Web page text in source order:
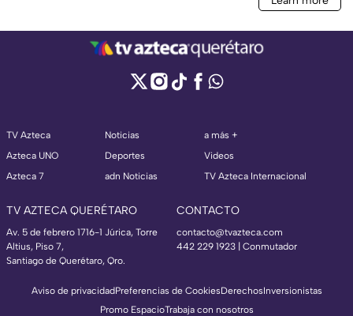
TV Azteca
Azteca UNO
Azteca 7
Noticias
Deportes
adn Noticias
a más +
Videos
TV Azteca Internacional
TV AZTECA QUERÉTARO
Av. 5 de febrero 1716-1 Júrica, Torre
Altius, Piso 7,
Santiago de Querétaro, Qro.
CONTACTO
contacto@tvazteca.com
442 229 1923 | Conmutador
Aviso de privacidadPreferencias de CookiesDerechosInversionistas
Promo EspacioTrabaja con nosotros